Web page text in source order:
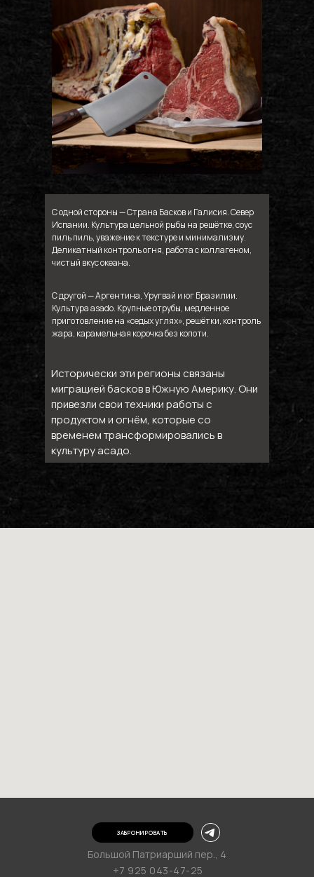
С одной стороны — Страна Басков и Галисия. Север
Испании. Культура цельной рыбы на решётке, соус
пиль пиль, уважение к текстуре и минимализму.
Деликатный контроль огня, работа с коллагеном,
чистый вкус океана.
С другой — Аргентина, Уругвай и юг Бразилии.
Культура asado. Крупные отрубы, медленное
приготовление на «седых углях», решётки, контроль
жара, карамельная корочка без копоти.
Исторически эти регионы связаны
миграцией басков в Южную Америку. Они
привезли свои техники работы с
продуктом и огнём, которые со
временем трансформировались в
культуру асадо.
Большой Патриарший пер., 4
ЗАБРОНИРОВАТЬ
+7 925 043-47-25